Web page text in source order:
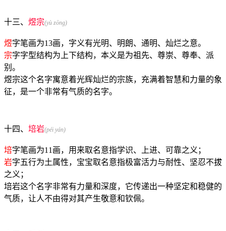
十三、 煜宗(yù zōng)
煜字笔画为13画，字义有光明、明朗、通明、灿烂之意。
宗字字型结构为上下结构，本义是为祖先、尊崇、尊奉、派
别。
煜宗这个名字寓意着光辉灿烂的宗族，充满着智慧和力量的象
征，是一个非常有气质的名字。
十四、 培岩(péi yán)
培字笔画为11画，用来取名意指学识、上进、可靠之义；
岩字五行为土属性，宝宝取名意指极富活力与耐性、坚忍不拔
之义；
培岩这个名字非常有力量和深度，它传递出一种坚定和稳健的
气质，让人不由得对其产生敬意和钦佩。